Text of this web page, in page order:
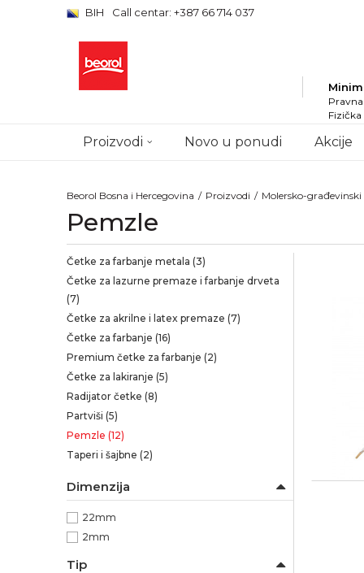
BIH Call centar: +387 66 714 037
Pravna
Fizička
Proizvodi Novo u ponudi Akcije
Beorol Bosna i Hercegovina Proizvodi Molersko-
Pemzle
Četke za farbanje metala (3)
Četke za lazurne premaze i farbanje drveta
(7)
Četke za akrilne i latex premaze (7)
Četke za farbanje (16)
Premium četke za farbanje (2)
Četke za lakiranje (5)
Radijator četke (8)
Partviši (5)
Pemzle (12)
Taperi i šajbne (2)
Dimenzija
22mm
2mm
Tip